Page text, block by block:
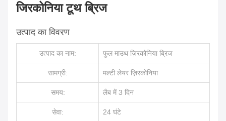
जिरकोनिया टूथ ब्रिज
उत्पाद का विवरण
उत्पाद का नाम: फुल माउथ ज़िरकोनिया ब्रिज
सामग्री: मल्टी लेयर ज़िरकोनिया
समय: लैब में 3 दिन
सेवा: 24 घंटे